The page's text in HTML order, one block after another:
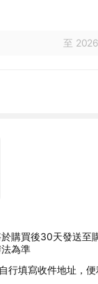
至
於購買後30天發送至
為準
行填寫收件地址，便